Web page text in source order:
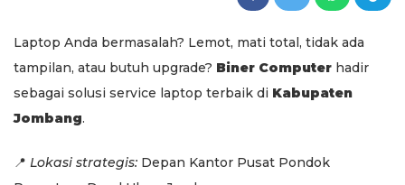
Laptop Anda bermasalah? Lemot, mati total, tidak ada
tampilan, atau butuh upgrade? Biner Computer hadir
sebagai solusi service laptop terbaik di Kabupaten
Jombang.
📍 Lokasi strategis: Depan Kantor Pusat Pondok